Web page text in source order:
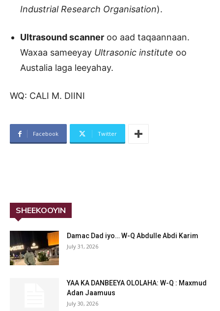
Industrial Research Organisation).
Ultrasound scanner oo aad taqaannaan.
Waxaa sameeyay Ultrasonic institute oo
Austalia laga leeyahay.
WQ: CALI M. DIINI
Facebook Twitter
SHEEKOOYIN
Damac Dad iyo… W-Q Abdulle Abdi Karim
July 31, 2026
YAA KA DANBEEYA OLOLAHA: W-Q : Maxmud
Adan Jaamuus
July 30, 2026